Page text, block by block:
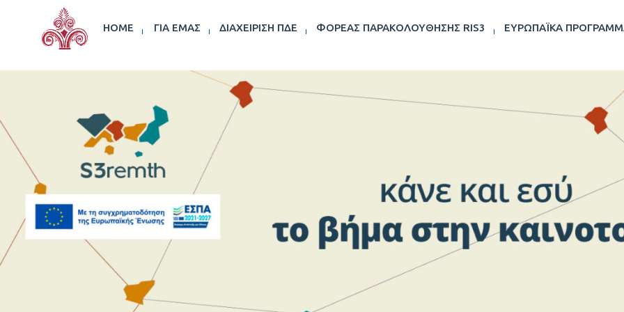
HOME ΓΙΑ ΕΜΆΣ ΔΙΑΧΕΊΡΙΣΗ ΠΔΕ ΦΟΡΈΑΣ ΠΑΡΑΚΟΛΟΎΘΗΣΗΣ RIS3 ΕΥΡΩΠΑΪΚΆ